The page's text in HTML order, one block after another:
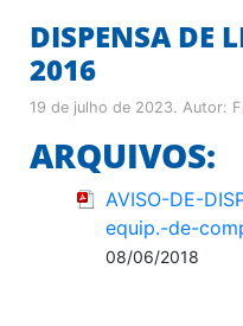
DISPENSA DE
2016
19 de julho de 2023. Autor:
ARQUIVOS:
AVISO-DE-
equip.-de-
08/06/2018